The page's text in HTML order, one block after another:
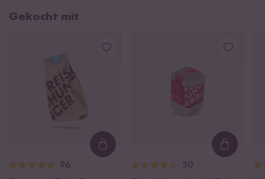
Gekocht mit
Loading...
96 30